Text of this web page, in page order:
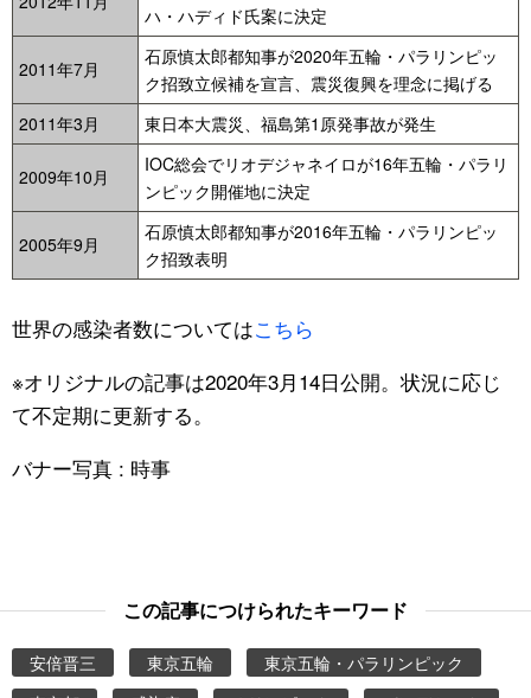
ハ・ハディド氏案に決定
2011年7月
石原慎太郎都知事が2020年五輪・パラリンピッ
ク招致立候補を宣言、震災復興を理念に掲げる
2011年3月
東日本大震災、福島第1原発事故が発生
2009年10月
IOC総会でリオデジャネイロが16年五輪・パラリ
ンピック開催地に決定
2005年9月
石原慎太郎都知事が2016年五輪・パラリンピッ
ク招致表明
世界の感染者数についてはこちら
※オリジナルの記事は2020年3月14日公開。状況に応じ
て不定期に更新する。
バナー写真 : 時事
この記事につけられたキーワード
安倍晋三 東京五輪
東京五輪・パラリンピック